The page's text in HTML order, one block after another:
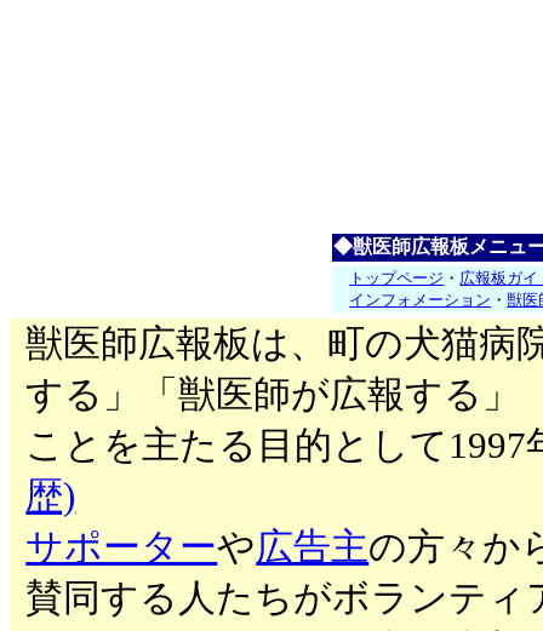
◆獣医師広報板メニュ
トップページ ・ 広報板ガイ
インフォメーション ・獣医
獣医師広報板は、町の犬猫病
する」「獣医師が広報する」
ことを主たる目的として
歴)
サポーターや広告主の方々か
賛同する人たちがボランティ